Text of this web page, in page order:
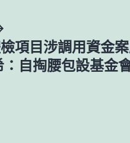
項目涉調用資金
：自掏腰包設基金